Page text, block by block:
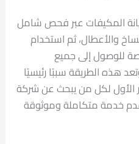
المكيفات عبر فحص شامل
والأعطال، ثم استخدام
للوصول إلى جميع
هذه الطريقة سببًا رئيسيًا
الأول لكل من يبحث عن شركة
خدمة متكاملة وموثوقة